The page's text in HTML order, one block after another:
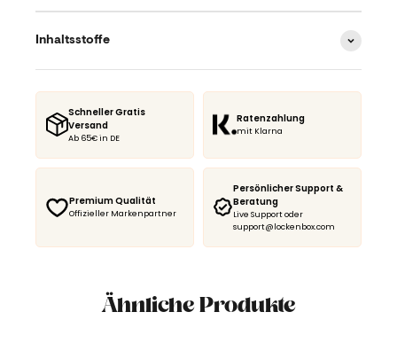
Inhaltsstoffe
Schneller Gratis
Versand
Ab 65€ in DE
Ratenzahlung
mit Klarna
Premium Qualität
Offizieller Markenpartner
Persönlicher Support &
Beratung
Live Support oder
support@lockenbox.com
Ähnliche Produkte